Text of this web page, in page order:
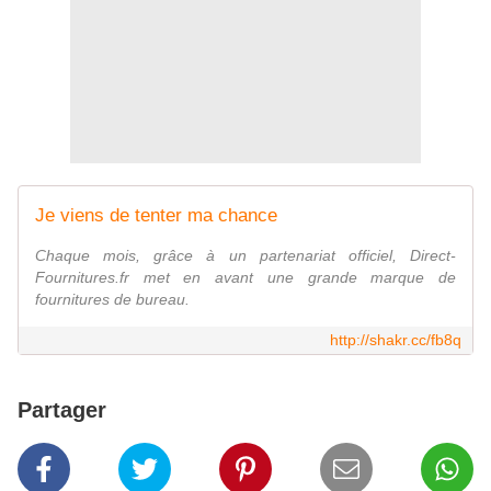
Je viens de tenter ma chance
Chaque mois, grâce à un partenariat officiel, Direct-
Fournitures.fr met en avant une grande marque de
fournitures de bureau.
http://shakr.cc/fb8q
Partager